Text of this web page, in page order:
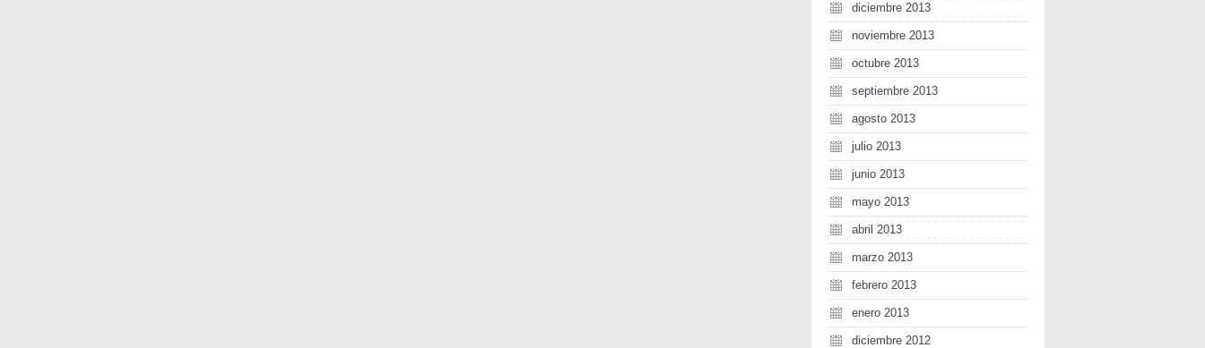
diciembre 2013
noviembre 2013
octubre 2013
septiembre 2013
agosto 2013
julio 2013
junio 2013
mayo 2013
abril 2013
marzo 2013
febrero 2013
enero 2013
diciembre 2012